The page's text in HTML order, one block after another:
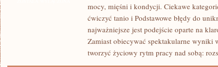
CHOROBY
CYWILIZACYJNE
mocy, mięśni i kondycji. Ciekawe
ćwiczyć tanio i Podstawowe błędy do
najważniejsze jest podejście oparte na
Zamiast obiecywać spektakularne wyniki
tworzyć życiowy rytm pracy nad sobą: